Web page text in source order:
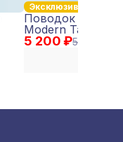
Эксклюзивно
5 200 ₽5 400 ₽
Поводок для
Modern Tartan M